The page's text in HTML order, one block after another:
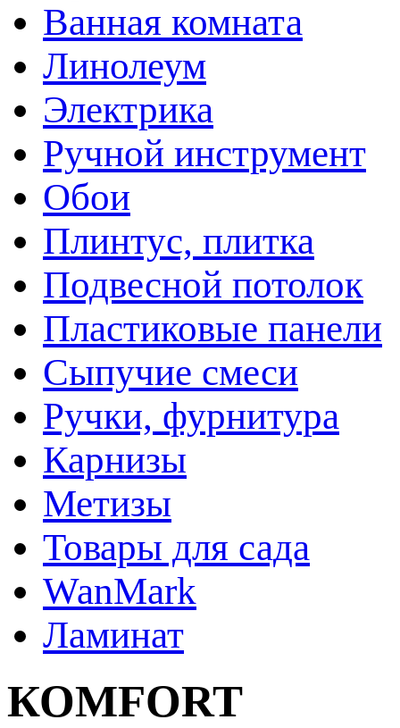
Ванная комната
Линолеум
Электрика
Ручной инструмент
Обои
Плинтус, плитка
Подвесной потолок
Пластиковые панели
Сыпучие смеси
Ручки, фурнитура
Карнизы
Метизы
Товары для сада
WanMark
Ламинат
КОМFORT